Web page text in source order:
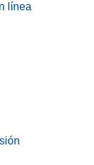
línea